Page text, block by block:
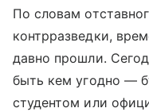
По словам
контрразведки,
давно прошли.
быть кем угодно —
студентом или